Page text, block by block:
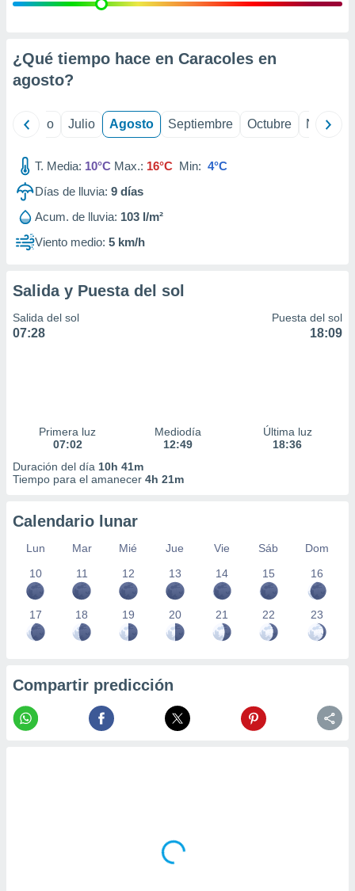
e
mediante
de
1199
¿Qué tiempo hace en Caracoles en
agosto?
Junio Julio Agosto Septiembre Octubre
T. Media: 10°C Max.: 16°C Min: 4°C
Días de lluvia: 9 días
Acum. de lluvia: 103 l/m²
Viento medio: 5 km/h
Salida y Puesta del sol
Salida del sol
07:28
Puesta del sol
18:09
Primera luz
07:02
Mediodía
12:49
Última luz
18:36
Duración del día 10h 41m
Tiempo para el amanecer 4h 21m
Calendario lunar
Lun Mar Mié Jue Vie Sáb
Dom
10
11 12 13 14 15 16
17 18 19 20 21 22 23
Compartir predicción